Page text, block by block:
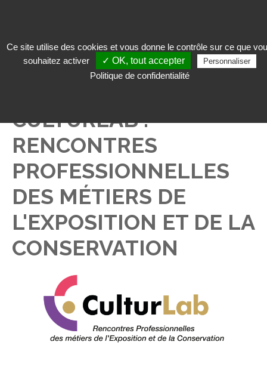
Actualités > CulturLab : rencontres professionnelles
CULTURLAB :
RENCONTRES
PROFESSIONNELLES
DES MÉTIERS DE
L'EXPOSITION ET DE LA
CONSERVATION
Ce site utilise des cookies et vous donne le contrôle sur ce que
souhaitez activer
✓ OK, tout accepter Personnaliser
Politique de confidentialité